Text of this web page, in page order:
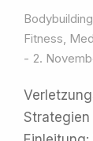
Bodybuilding
Fitness,
2.